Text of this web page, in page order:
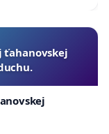
ťahanovskej